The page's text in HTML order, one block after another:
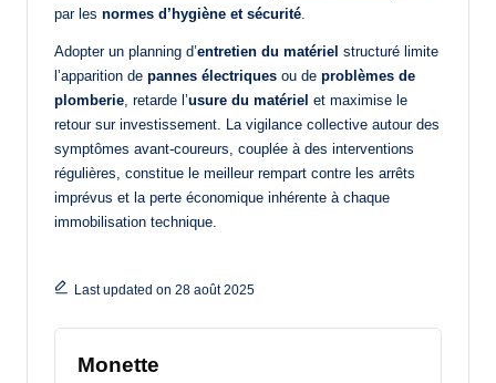
par les normes d’hygiène et sécurité
Adopter un planning d’entretien du matériel structuré limite
l’apparition de pannes électriques ou de problèmes de
plomberie , retarde l’usure du matériel et maximise le
retour sur investissement. La vigilance collective autour des
symptômes avant-coureurs, couplée à des interventions
régulières, constitue le meilleur rempart contre les arrêts
imprévus et la perte économique inhérente à chaque
immobilisation technique.
Last updated on 28 août 2025
Monette